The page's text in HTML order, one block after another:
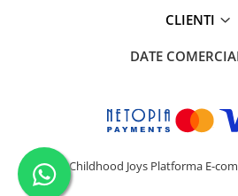
CLIENTI
DATE
Childhood Joys Platforma E-